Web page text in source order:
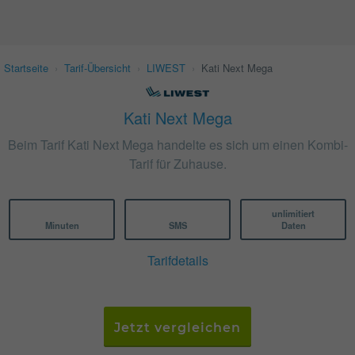
Startseite Tarif-Übersicht LIWEST Kati Next Mega
Kati Next Mega
Beim Tarif Kati Next Mega handelte es sich um einen Kombi-
Tarif für Zuhause.
Minuten SMS
unlimitiert
Daten
Tarifdetails
Jetzt vergleichen